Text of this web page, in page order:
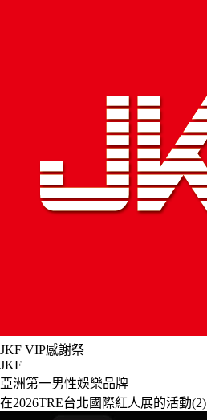
JKF VIP感謝祭
JKF
亞洲第一男性娛樂品牌
在2026TRE台北國際紅人展的活動(2)